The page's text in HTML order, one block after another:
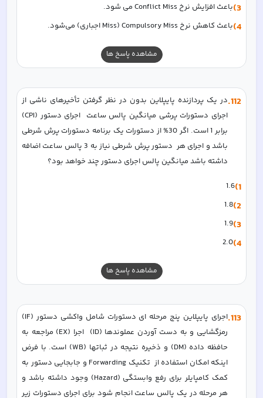
3) باعث افزایش نرخ Conflict Miss می شود.
4) باعث کاهش نرخ Compulsory Miss (Miss اجباری) می‌شود.
مشاهده پاسخ ها
112
.
داشته باشد میانگین پالس اجرای دستور چند خواهد بود؟
1)
1.6
2)
1.8
3)
1.9
4)
2.0
مشاهده پاسخ ها
113
.